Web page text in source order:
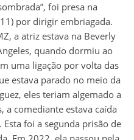
foi presa na
por dirigir embriagada.
a atriz estava na Beverly
quando dormiu ao
uma ligação por volta das
estava parado no meio da
eles teriam algemado a
a comediante estava caída
foi a segunda prisão de